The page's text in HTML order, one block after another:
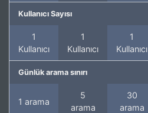
Kullanıcı Sayısı
1
Kullanıcı
1
Kullanıcı
1
Kullanıcı
Günlük arama sınırı
1 arama
5
arama
30
arama